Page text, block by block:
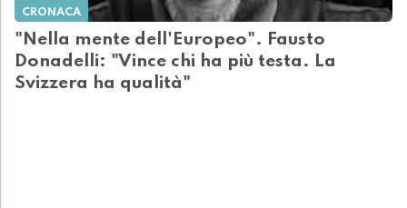
CRONACA
"Nella mente dell'Europeo". Fausto
Donadelli: "Vince chi ha più testa. La
Svizzera ha qualità"